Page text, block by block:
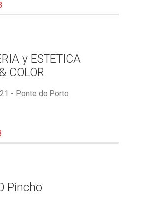
y ESTETICA
COLOR
- Ponte do Porto
Pincho